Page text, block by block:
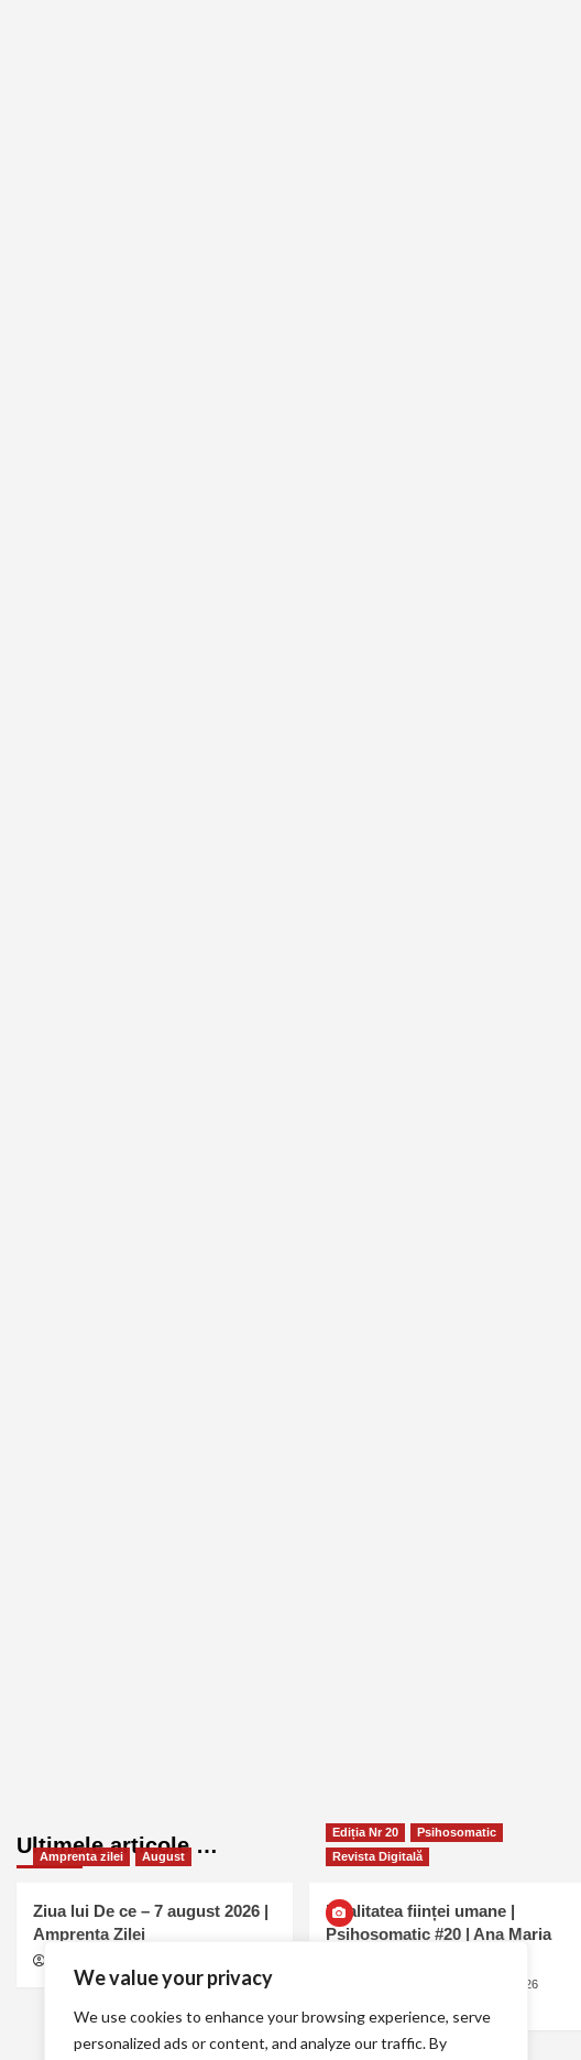
We value your privacy
We use cookies to enhance your browsing experience, serve
personalized ads or content, and analyze our traffic. By
Ultimele articole …
Amprenta zilei August
Ziua lui De ce – 7 august 2026 |
Amprenta Zilei
Ediția Nr 20
Psihosomatic
Revista Digitală
Dualitatea ființei umane |
Psihosomatic #20 | Ana Maria
august 6, 2026